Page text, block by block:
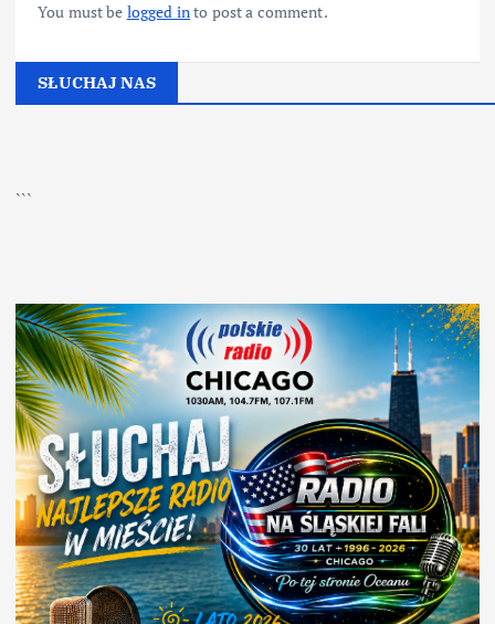
You must be logged into post a comment.
SŁUCHAJ NAS
```